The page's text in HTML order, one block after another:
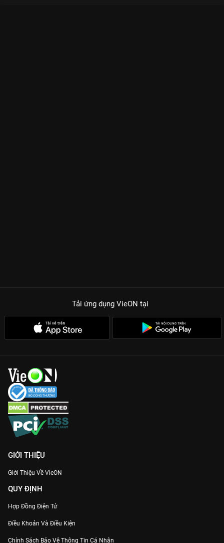
Tải ứng dụng VieON tại
GIỚI THIỆU
Giới Thiệu Về VieON
QUY ĐỊNH
Hợp Đồng Điện Tử
Điều Khoản Và Điều Kiện
Chính Sách Bảo Vệ Thông Tin Cá Nhân